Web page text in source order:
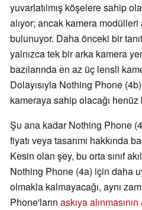
yuvarlatılmış köşelere sahip
alıyor; ancak kamera modülleri
bulunuyor. Daha önceki bir
yalnızca tek bir arka kamera
bazılarında en az üç lensli
Dolayısıyla Nothing Phone
kameraya sahip olacağı
Şu ana kadar Nothing Phone
fiyatı veya tasarımı hakkında
Kesin olan şey, bu orta sınıf
Nothing Phone (4a) için daha
olmakla kalmayacağı, aynı
Phone'ların askıya